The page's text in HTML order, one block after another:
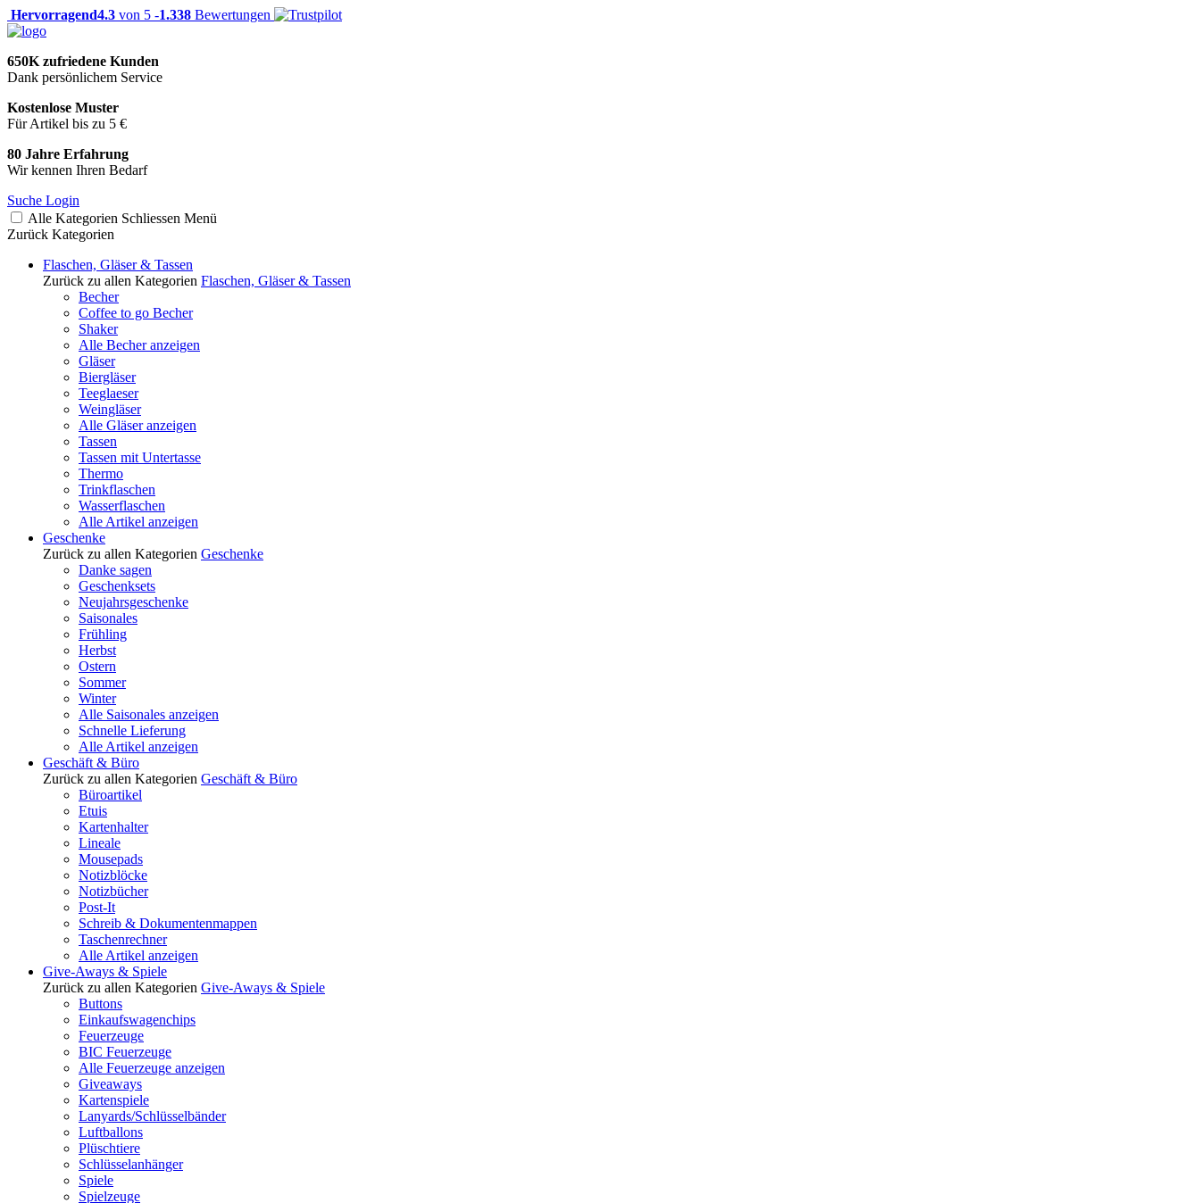
Hervorragend4.3 von 5 -1.338 Bewertungen
650K zufriedene Kunden
Dank persönlichem Service
Kostenlose Muster
Für Artikel bis zu 5 €
80 Jahre Erfahrung
Wir kennen Ihren Bedarf
Suche Login
Alle Kategorien Schliessen Menü
Zurück Kategorien
Flaschen, Gläser & Tassen
Zurück zu allen Kategorien Flaschen, Gläser & Tassen
Becher
Coffee to go Becher
Shaker
Alle Becher anzeigen
Gläser
Biergläser
Teeglaeser
Weingläser
Alle Gläser anzeigen
Tassen
Tassen mit Untertasse
Thermo
Trinkflaschen
Wasserflaschen
Alle Artikel anzeigen
Geschenke
Zurück zu allen Kategorien Geschenke
Danke sagen
Geschenksets
Neujahrsgeschenke
Saisonales
Frühling
Herbst
Ostern
Sommer
Winter
Alle Saisonales anzeigen
Schnelle Lieferung
Alle Artikel anzeigen
Geschäft & Büro
Zurück zu allen Kategorien Geschäft & Büro
Büroartikel
Etuis
Kartenhalter
Lineale
Mousepads
Notizblöcke
Notizbücher
Post-It
Schreib & Dokumentenmappen
Taschenrechner
Alle Artikel anzeigen
Give-Aways & Spiele
Zurück zu allen Kategorien Give-Aways & Spiele
Buttons
Einkaufswagenchips
Feuerzeuge
BIC Feuerzeuge
Alle Feuerzeuge anzeigen
Giveaways
Kartenspiele
Lanyards/Schlüsselbänder
Luftballons
Plüschtiere
Schlüsselanhänger
Spiele
Spielzeuge